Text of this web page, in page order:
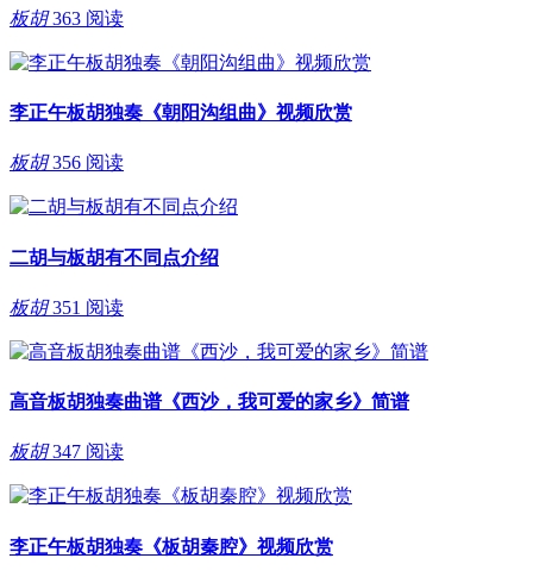
板胡 363 阅读
李正午板胡独奏《朝阳沟组曲》视频欣赏
板胡 356 阅读
二胡与板胡有不同点介绍
板胡 351 阅读
高音板胡独奏曲谱《西沙，我可爱的家乡》简谱
板胡 347 阅读
李正午板胡独奏《板胡秦腔》视频欣赏